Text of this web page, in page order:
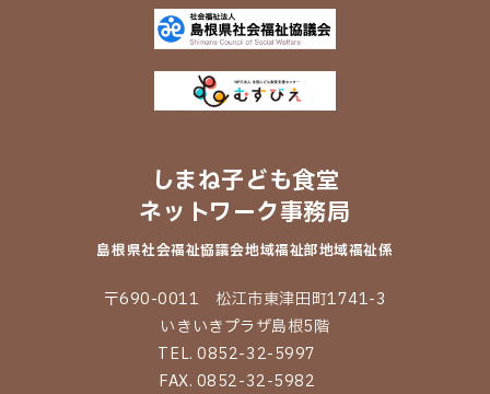
しまね子ども食堂
ネットワーク事務局
島根県社会福祉協議会地域福祉部地域福祉係
〒690-0011 松江市東津田町1741-3
いきいきプラザ島根5階
TEL. 0852-32-5997
FAX. 0852-32-5982